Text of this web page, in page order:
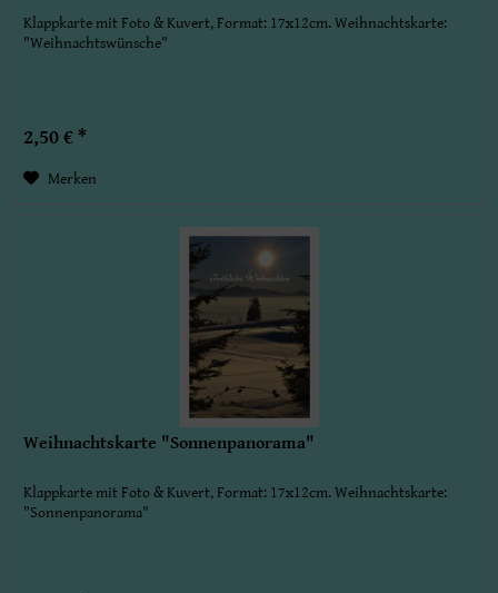
Klappkarte mit Foto & Kuvert, Format: 17x12cm. Weihnachtskarte:
"Weihnachtswünsche"
2,50 € *
Merken
Weihnachtskarte "Sonnenpanorama"
Klappkarte mit Foto & Kuvert, Format: 17x12cm. Weihnachtskarte:
"Sonnenpanorama"